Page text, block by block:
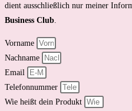
dient ausschließlich nur meiner
Business Club
Vorname
Nachname
Email
Telefonnummer
Wie heißt dein Produkt